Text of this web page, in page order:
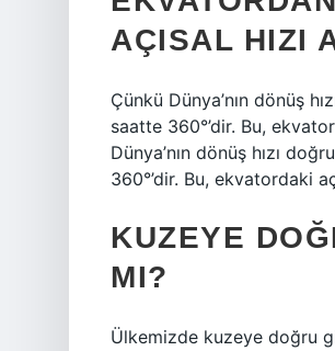
AÇISAL HIZI
Çünkü Dünya’nın dönüş
saatte 360°’dir. Bu,
Dünya’nın dönüş hızı
360°’dir. Bu, ekvatordaki
KUZEYE
MI?
Ülkemizde kuzeye doğru